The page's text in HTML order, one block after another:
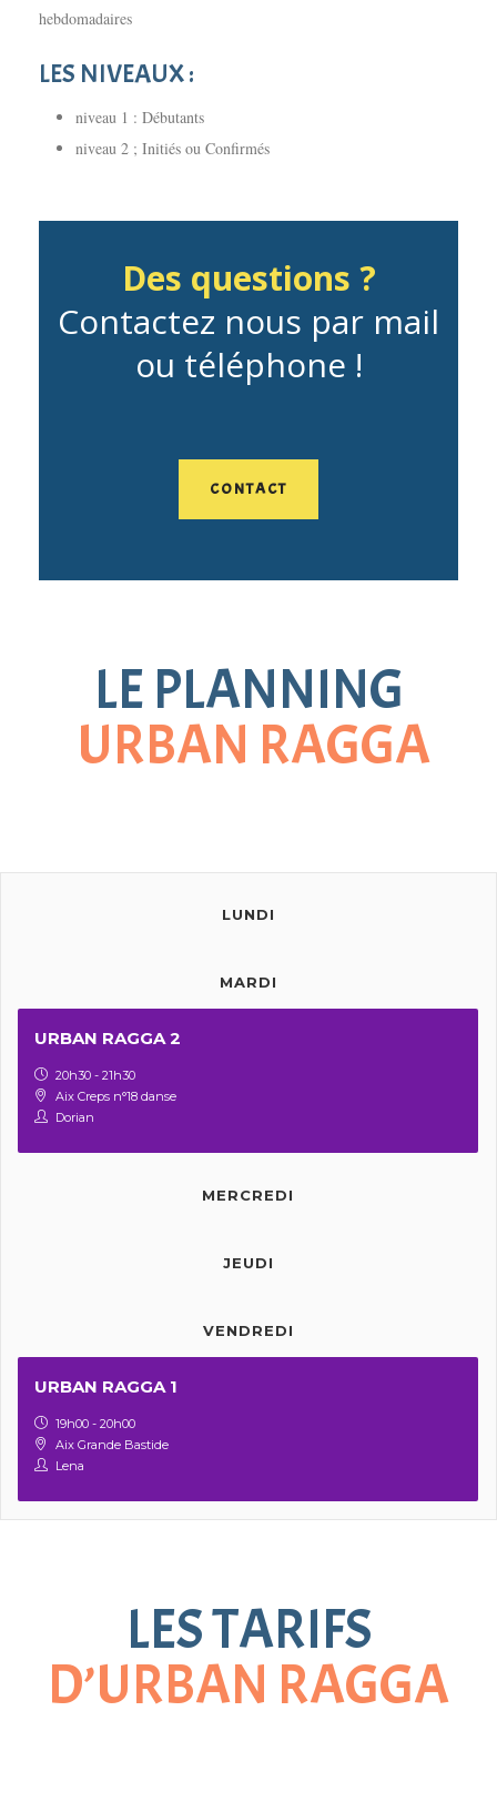
hebdomadaires
LES NIVEAUX :
niveau 1 : Débutants
niveau 2 ; Initiés ou Confirmés
Des questions ?
Contactez nous par mail
ou téléphone !
CONTACT
LE PLANNING
URBAN RAGGA
LUNDI
MARDI
URBAN RAGGA 2
20h30 - 21h30
Aix Creps n°18 danse
Dorian
MERCREDI
JEUDI
VENDREDI
URBAN RAGGA 1
19h00 - 20h00
Aix Grande Bastide
Lena
LES TARIFS
D’URBAN RAGGA